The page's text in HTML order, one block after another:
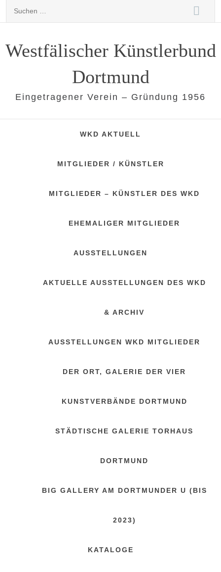
Westfälischer Künstlerbund
Dortmund
Eingetragener Verein – Gründung 1956
WKD AKTUELL
MITGLIEDER / KÜNSTLER
MITGLIEDER – KÜNSTLER DES WKD
EHEMALIGER MITGLIEDER
AUSSTELLUNGEN
AKTUELLE AUSSTELLUNGEN DES WKD
& ARCHIV
AUSSTELLUNGEN WKD MITGLIEDER
DER ORT, GALERIE DER VIER
KUNSTVERBÄNDE DORTMUND
STÄDTISCHE GALERIE TORHAUS
DORTMUND
BIG GALLERY AM DORTMUNDER U (BIS
2023)
KATALOGE